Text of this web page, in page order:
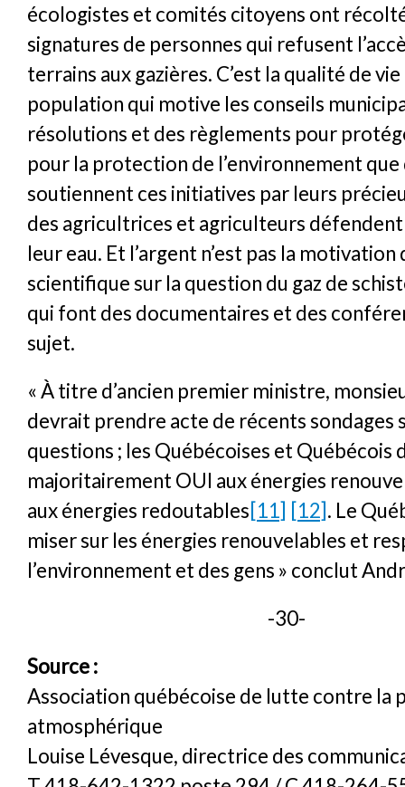
écologistes et comités citoyens ont
signatures de personnes qui refusent
terrains aux gazières. C’est la qualité de vie
population qui motive les conseils
résolutions et des règlements pour
pour la protection de l’environnement que
soutiennent ces initiatives par leurs
des agricultrices et agriculteurs
leur eau. Et l’argent n’est pas la
scientifique sur la question du gaz de
qui font des documentaires et des
sujet.
« À titre d’ancien premier ministre,
devrait prendre acte de récents sondages
questions ; les Québécoises et Québécois
majoritairement OUI aux énergies
aux énergies redoutables[11] [12]. Le
miser sur les énergies renouvelables et
l’environnement et des gens » conclut
-30-
Source :
Association québécoise de lutte contre la
atmosphérique
Louise Lévesque, directrice des